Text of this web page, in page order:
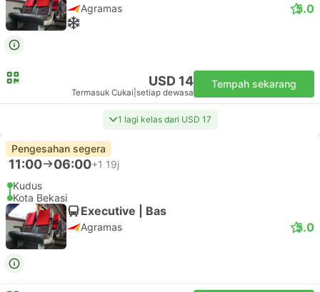
Agramas 5.0
USD 14
Termasuk Cukai setiap dewasa
Tempah sekarang
1 lagi kelas dari USD 17
Pengesahan segera
11:00 06:00+1 19j
Kudus
Kota Bekasi
Executive | Bas
Agramas 5.0